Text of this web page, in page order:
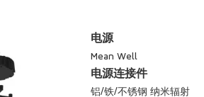
电源
Mean Well
电源连接件
铝/铁/不锈钢 纳米辐射